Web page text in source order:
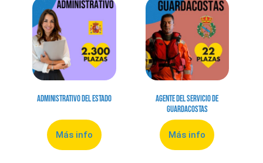
Administrativo del Estado
Más info
Agente del Servicio de
Guardacostas
Más info